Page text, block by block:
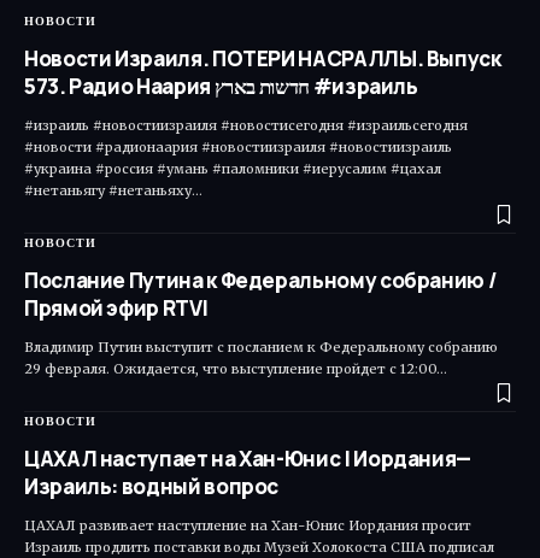
НОВОСТИ
Новости Израиля. ПОТЕРИ НАСРАЛЛЫ. Выпуск
573. Радио Наария חדשות בארץ #израиль
#израиль #новостиизраиля #новостисегодня #израильсегодня
#новости #радионаария #новостиизраиля #новостиизраиль
#украина #россия #умань #паломники #иерусалим #цахал
#нетаньягу #нетаньяху…
НОВОСТИ
Послание Путина к Федеральному собранию /
Прямой эфир RTVI
Владимир Путин выступит с посланием к Федеральному собранию
29 февраля. Ожидается, что выступление пройдет с 12:00…
НОВОСТИ
ЦАХАЛ наступает на Хан-Юнис | Иордания—
Израиль: водный вопрос
ЦАХАЛ развивает наступление на Хан-Юнис Иордания просит
Израиль продлить поставки воды Музей Холокоста США подписал